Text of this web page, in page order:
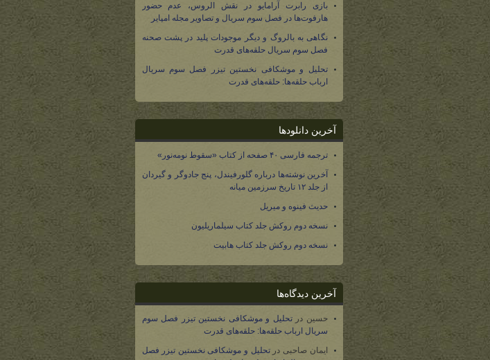
بازی رابرت آرامایو در نقش الروس، عدم حضور
هارفوت‌ها در فصل سوم سریال و تصاویر مجله امپایر
نگاهی به بالروگ و دیگر موجودات پلید در پشت صحنه
فصل سوم سریال حلقه‌های قدرت
تحلیل و موشکافی نخستین تیزر فصل سوم سریال
ارباب حلقه‌ها: حلقه‌های قدرت
آخرین دانلودها
ترجمه فارسی ۴۰ صفحه از کتاب «سقوط نومه‌نور»
آخرین نوشته‌ها درباره گلورفیندل، پنج جادوگر و گیردان
از جلد ۱۲ تاریخ سرزمین میانه
حدیث فینوه و میریل
نسخه دوم روکش جلد کتاب سیلماریلیون
نسخه دوم روکش جلد کتاب هابیت
آخرین دیدگاه‌ها
حسین درتحلیل و موشکافی نخستین تیزر فصل سوم
سریال ارباب حلقه‌ها: حلقه‌های قدرت
ایمان صاحبی درتحلیل و موشکافی نخستین تیزر فصل